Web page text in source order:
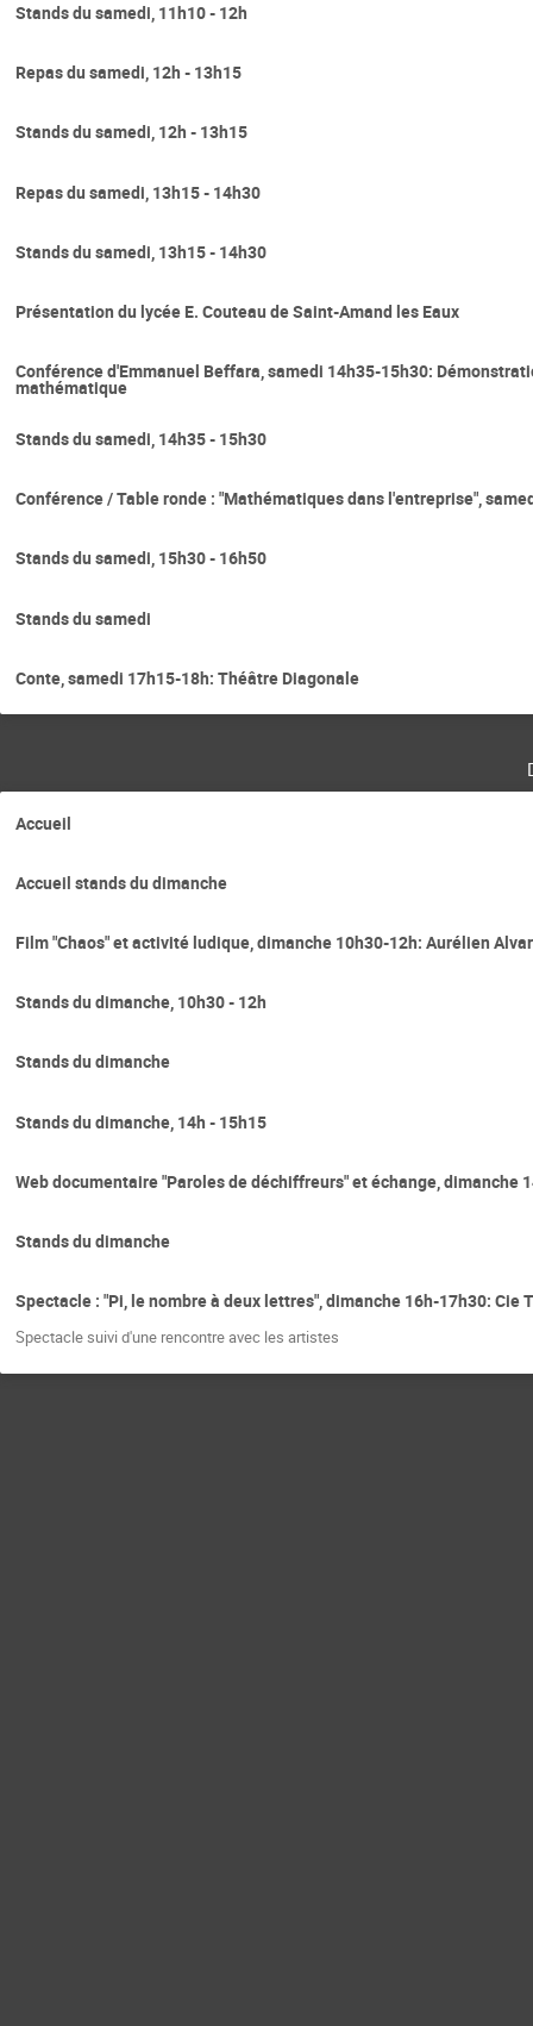
Stands du samedi, 11h10 - 12h
Repas du samedi, 12h - 13h15
Stands du samedi, 12h - 13h15
Repas du samedi, 13h15 - 14h30
Stands du samedi, 13h15 - 14h30
Présentation du lycée E. Couteau de Saint-Amand les Eaux
Conférence d'Emmanuel Beffara, samedi 14h35-15h30:
mathématique
Stands du samedi, 14h35 - 15h30
Conférence / Table ronde : "Mathématiques dans l'entreprise",
Stands du samedi, 15h30 - 16h50
Stands du samedi
Conte, samedi 17h15-18h: Théâtre Diagonale
Accueil
Accueil stands du dimanche
Film "Chaos" et activité ludique, dimanche 10h30-12h: Aurélien
Stands du dimanche, 10h30 - 12h
Stands du dimanche
Stands du dimanche, 14h - 15h15
Web documentaire "Paroles de déchiffreurs" et échange, dimanche
Stands du dimanche
Spectacle : "Pi, le nombre à deux lettres", dimanche 16h-17h30: Cie
Spectacle suivi d'une rencontre avec les artistes